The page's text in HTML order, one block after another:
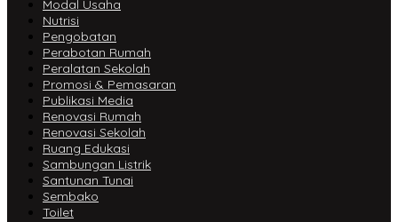
Modal Usaha
Nutrisi
Pengobatan
Perabotan Rumah
Peralatan Sekolah
Promosi & Pemasaran
Publikasi Media
Renovasi Rumah
Renovasi Sekolah
Ruang Edukasi
Sambungan Listrik
Santunan Tunai
Sembako
Toilet